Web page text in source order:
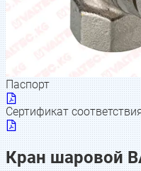
Паспорт
Сертификат
Кран шаровой